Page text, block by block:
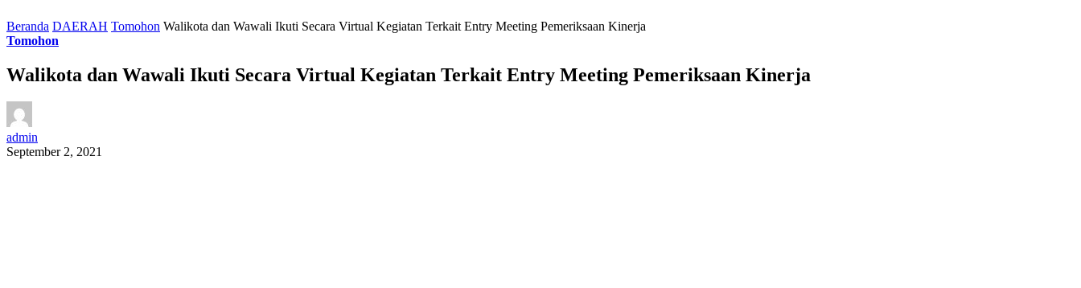
Beranda DAERAH Tomohon Walikota dan Wawali Ikuti Secara Virtual Kegiatan Terkait Entry Meeting Pemeriksaan Kinerja
Tomohon
Walikota dan Wawali Ikuti Secara Virtual Kegiatan Terkait Entry Meeting Pemeriksaan Kinerja
admin
September 2, 2021